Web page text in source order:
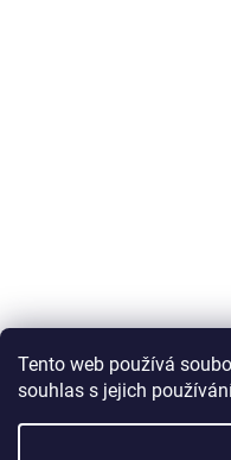
Tento web používá
souhlas s jejich